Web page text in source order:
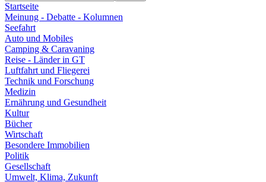
Startseite
Meinung - Debatte - Kolumnen
Seefahrt
Auto und Mobiles
Camping & Caravaning
Reise - Länder in GT
Luftfahrt und Fliegerei
Technik und Forschung
Medizin
Ernährung und Gesundheit
Kultur
Bücher
Wirtschaft
Besondere Immobilien
Politik
Gesellschaft
Umwelt, Klima, Zukunft